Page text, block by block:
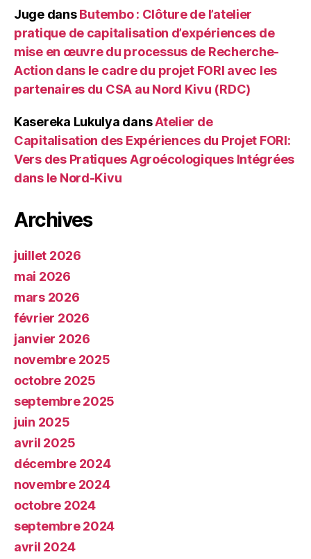
JugedansButembo : Clôture de l’atelier
pratique de capitalisation d’expériences de
mise en œuvre du processus de Recherche-
Action dans le cadre du projet FORI avec les
partenaires du CSA au Nord Kivu (RDC)
Kasereka Lukulya dansAtelier de
Capitalisation des Expériences du Projet FORI:
Vers des Pratiques Agroécologiques Intégrées
dans le Nord-Kivu
Archives
juillet 2026
mai 2026
mars 2026
février 2026
janvier 2026
novembre 2025
octobre 2025
septembre 2025
juin 2025
avril 2025
décembre 2024
novembre 2024
octobre 2024
septembre 2024
avril 2024